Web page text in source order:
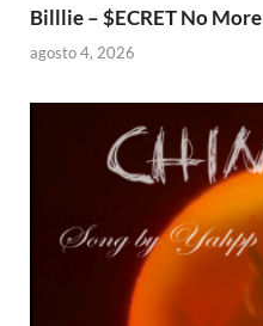
Billlie – $ECRET No More
agosto 4, 2026